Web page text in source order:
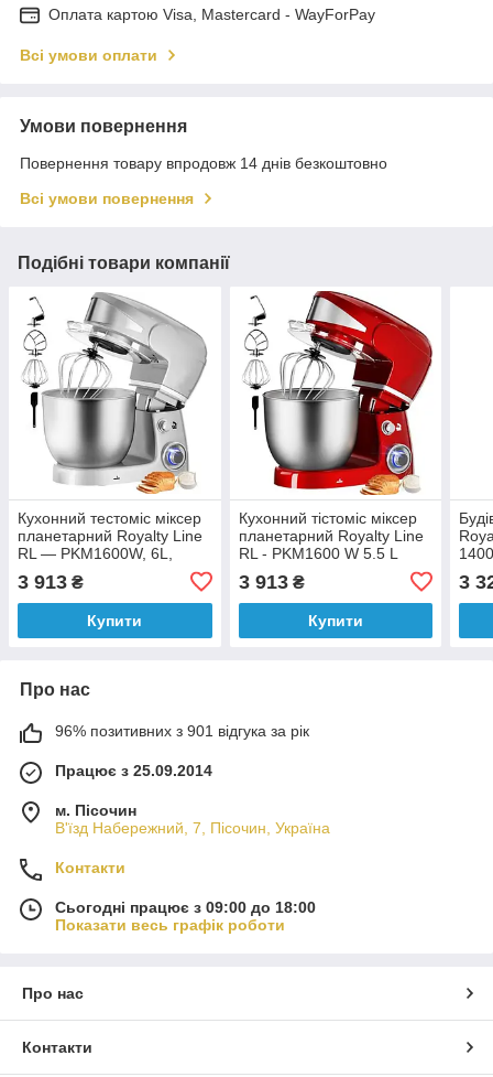
Оплата картою Visa, Mastercard - WayForPay
Всі умови оплати
Умови повернення
Повернення товару впродовж 14 днів безкоштовно
Всі умови повернення
Подібні товари компанії
Кухонний тестоміс міксер
планетарний Royalty Line
RL — PKM1600W, 6L,
3 913 ₴
Купити
Кухонний тістоміс міксер
планетарний Royalty Line
RL - PKM1600 W 5.5 L
3 913₴
Купити
3
Про нас
96% позитивних з 901 відгука за рік
Працює з 25.09.2014
м. Пісочин
В'їзд Набережний, 7, Пісочин, Україна
Контакти
Сьогодні працює з 09:00 до 18:00
Показати весь графік роботи
Про нас
Контакти